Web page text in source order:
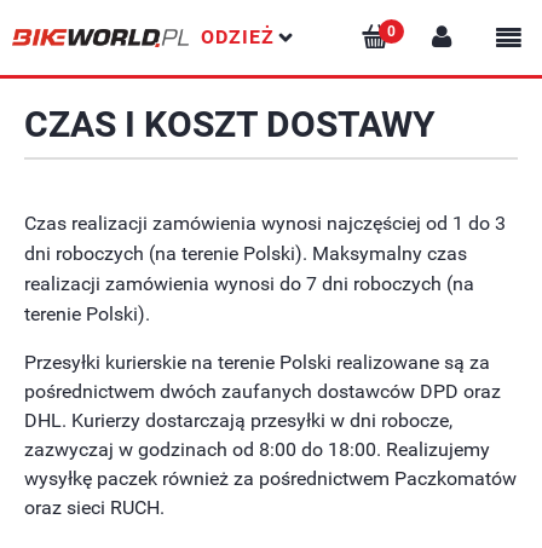
ODZIEŻ
CZAS I KOSZT DOSTAWY
Czas realizacji zamówienia wynosi najczęściej od 1 do 3
dni roboczych (na terenie Polski). Maksymalny czas
realizacji zamówienia wynosi do 7 dni roboczych (na
terenie Polski).
Przesyłki kurierskie na terenie Polski realizowane są za
pośrednictwem dwóch zaufanych dostawców DPD oraz
DHL. Kurierzy dostarczają przesyłki w dni robocze,
zazwyczaj w godzinach od 8:00 do 18:00. Realizujemy
wysyłkę paczek również za pośrednictwem Paczkomatów
oraz sieci RUCH.